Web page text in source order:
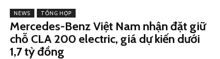
NEWS TỔNG HỢP
Mercedes-Benz Việt Nam nhận đặt giữ
chỗ CLA 200 electric, giá dự kiến dưới
1,7 tỷ đồng